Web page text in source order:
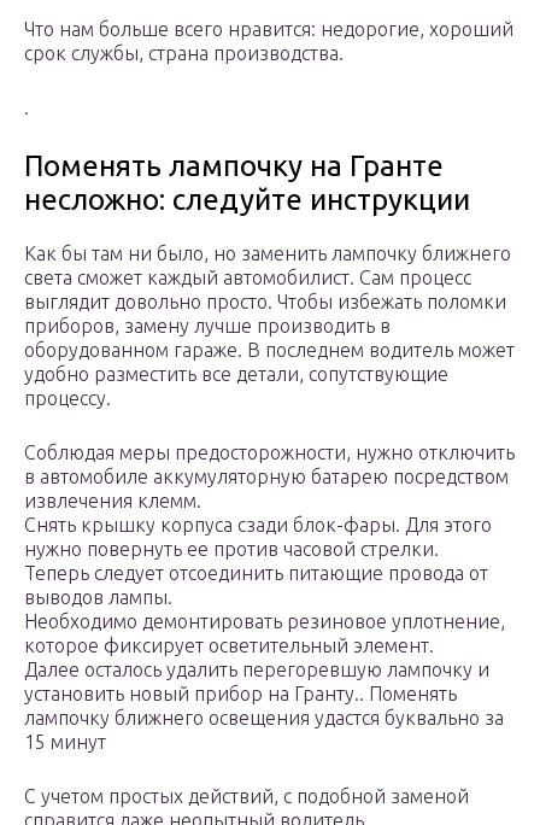
Что нам больше всего нравится: недорогие, хороший
срок службы, страна производства.
.
Поменять лампочку на Гранте
несложно: следуйте инструкции
Как бы там ни было, но заменить лампочку ближнего
света сможет каждый автомобилист. Сам процесс
выглядит довольно просто. Чтобы избежать поломки
приборов, замену лучше производить в
оборудованном гараже. В последнем водитель может
удобно разместить все детали, сопутствующие
процессу.
Соблюдая меры предосторожности, нужно отключить
в автомобиле аккумуляторную батарею посредством
извлечения клемм.
Снять крышку корпуса сзади блок-фары. Для этого
нужно повернуть ее против часовой стрелки.
Теперь следует отсоединить питающие провода от
выводов лампы.
Необходимо демонтировать резиновое уплотнение,
которое фиксирует осветительный элемент.
Далее осталось удалить перегоревшую лампочку и
установить новый прибор на Гранту.. Поменять
лампочку ближнего освещения удастся буквально за
15 минут
С учетом простых действий, с подобной заменой
справится даже неопытный водитель